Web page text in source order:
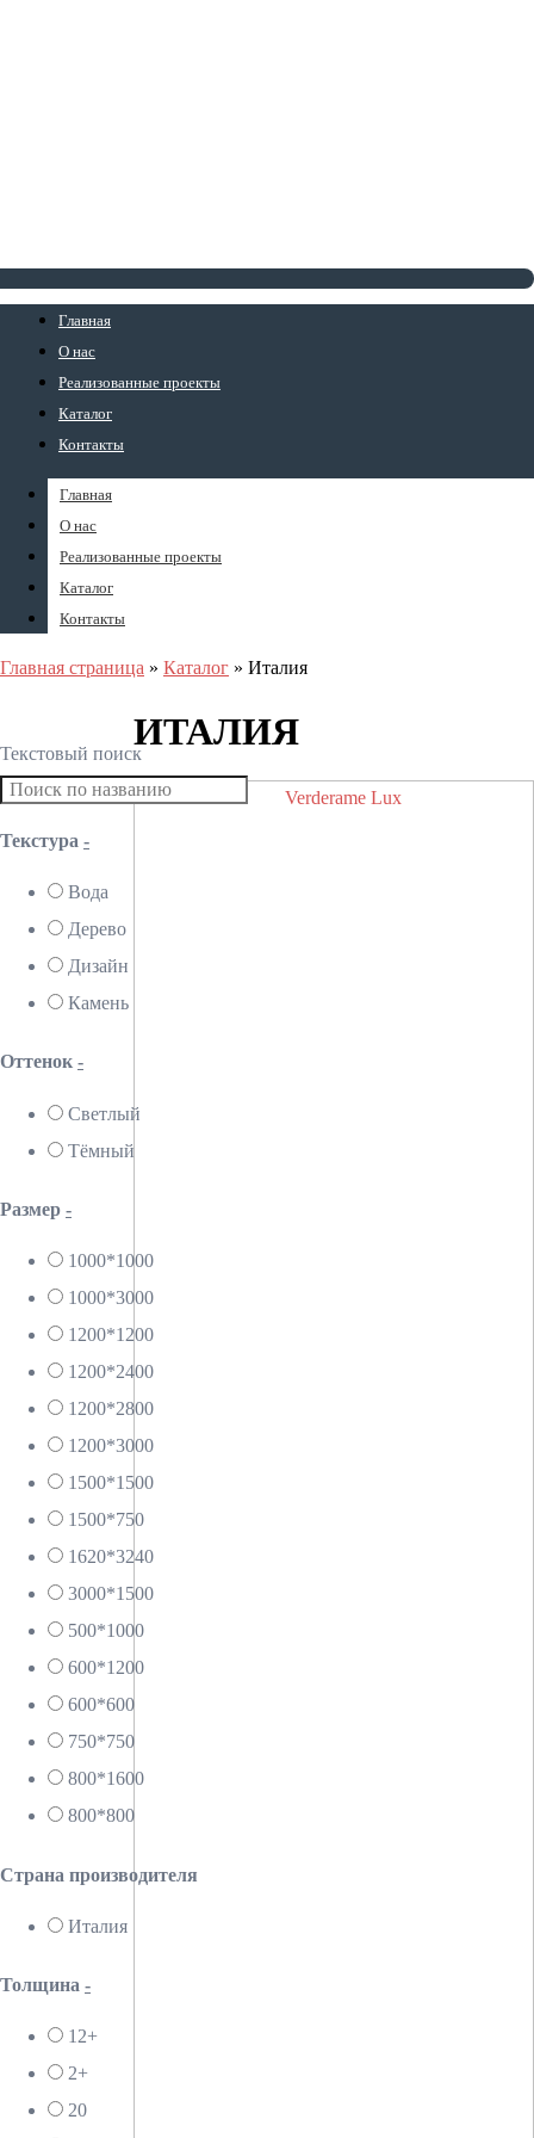
Главная
О нас
Реализованные проекты
Каталог
Контакты
Главная
О нас
Реализованные проекты
Каталог
Контакты
Главная страница » Каталог » Италия
Текстовый поиск
Текстура -
Вода
Дерево
Дизайн
Камень
Оттенок -
Светлый
Тёмный
Размер -
1000*1000
1000*3000
1200*1200
1200*2400
1200*2800
1200*3000
1500*1500
1500*750
1620*3240
3000*1500
500*1000
600*1200
600*600
750*750
800*1600
800*800
Страна производителя
Италия
Толщина -
12+
2+
20
ИТАЛИЯ